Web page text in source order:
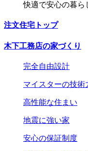
快適で安心の暮ら
注文住宅トップ
木下工務店の家づくり
完全自由設計
マイスターの技術
高性能な住まい
地震に強い家
安心の保証制度